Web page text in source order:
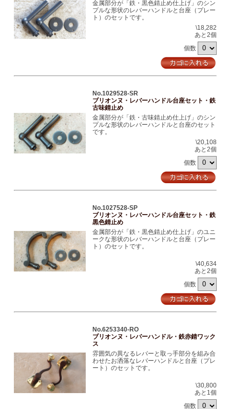
金属部分が「鉄・黒色錆止め仕上げ」のシン
プルな形状のレバーハンドルと台座（プレー
ト）のセットです。
\18,282
あと2個
個数
No.1029528-SR
ブリオンヌ・レバーハンドル台座セット・鉄
古味錆止め
金属部分が「鉄・古味錆止め仕上げ」のシン
プルな形状のレバーハンドルと台座のセット
です。
\20,108
あと2個
個数
No.1027528-SP
ブリオンヌ・レバーハンドル台座セット・鉄
黒色錆止め
金属部分が「鉄・黒色錆止め仕上げ」のユニ
ークな形状のレバーハンドルと台座（プレー
ト）のセットです。
\40,634
あと2個
個数
No.6253340-RO
ブリオンヌ・レバーハンドル・鉄赤錆ワック
ス
雰囲気の異なるレバーと取っ手部分を組み合
わせたお洒落なレバーハンドルと台座（プレ
ート）のセットです。
\30,800
あと1個
個数